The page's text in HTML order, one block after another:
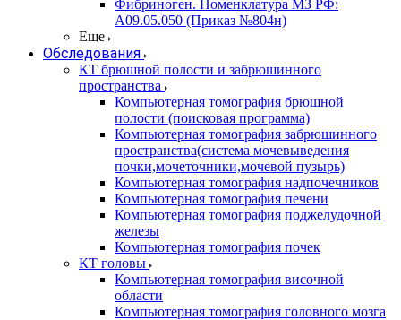
Фибриноген. Номенклатура МЗ РФ:
A09.05.050 (Приказ №804н)
Еще
Обследования
КТ брюшной полости и забрюшинного
пространства
Компьютерная томография брюшной
полости (поисковая программа)
Компьютерная томография забрюшинного
пространства(система мочевыведения
почки,мочеточники,мочевой пузырь)
Компьютерная томография надпочечников
Компьютерная томография печени
Компьютерная томография поджелудочной
железы
Компьютерная томография почек
КТ головы
Компьютерная томография височной
области
Компьютерная томография головного мозга